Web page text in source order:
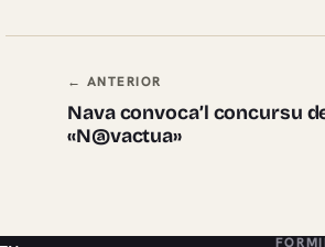
Navegación ente
← ANTERIOR
Nava convoca’l concursu
«N@vactua»